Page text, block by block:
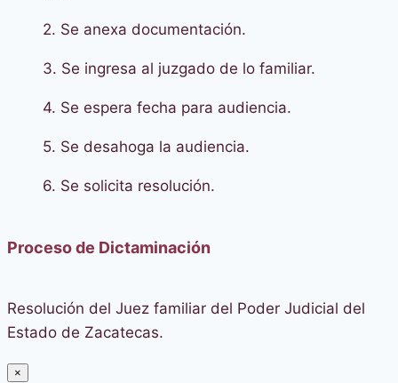
2. Se anexa documentación.
3. Se ingresa al juzgado de lo familiar.
4. Se espera fecha para audiencia.
5. Se desahoga la audiencia.
6. Se solicita resolución.
Proceso de Dictaminación
Resolución del Juez familiar del Poder Judicial del
Estado de Zacatecas.
×